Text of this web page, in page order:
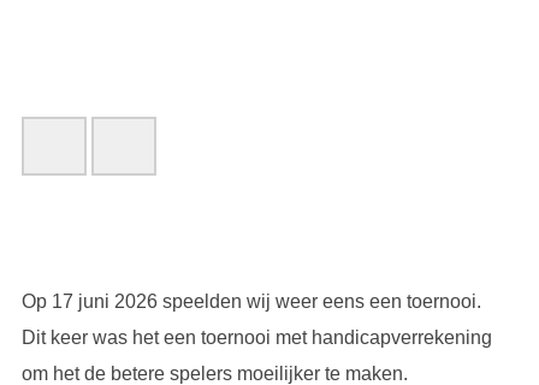
Op 17 juni 2026 speelden wij weer eens een toernooi.
Dit keer was het een toernooi met handicapverrekening
om het de betere spelers moeilijker te maken.